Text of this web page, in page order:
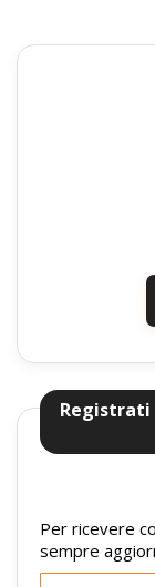
Registrati
Per ricevere
sempre